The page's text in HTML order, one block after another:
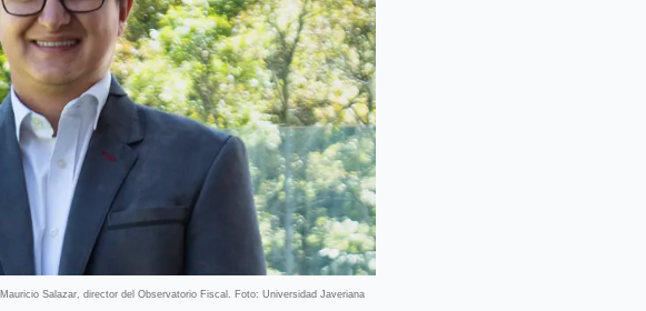
Mauricio Salazar, director del Observatorio Fiscal. Foto: Universidad Javeriana